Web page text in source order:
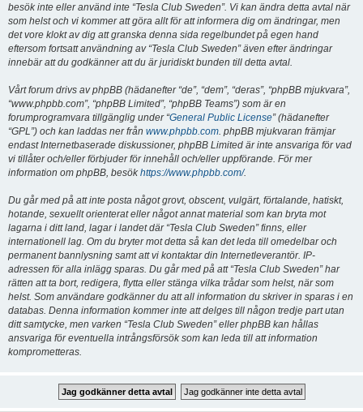
besök inte eller använd inte “Tesla Club Sweden”. Vi kan ändra detta avtal när
som helst och vi kommer att göra allt för att informera dig om ändringar, men
det vore klokt av dig att granska denna sida regelbundet på egen hand
eftersom fortsatt användning av “Tesla Club Sweden” även efter ändringar
innebär att du godkänner att du är juridiskt bunden till detta avtal.
Vårt forum drivs av phpBB (hädanefter “de”, “dem”, “deras”, “phpBB mjukvara”,
“www.phpbb.com”, “phpBB Limited”, “phpBB Teams”) som är en
forumprogramvara tillgänglig under “General Public License” (hädanefter
“GPL”) och kan laddas ner från www.phpbb.com. phpBB mjukvaran främjar
endast Internetbaserade diskussioner, phpBB Limited är inte ansvariga för vad
vi tillåter och/eller förbjuder för innehåll och/eller uppförande. För mer
information om phpBB, besökhttps://www.phpbb.com/.
Du går med på att inte posta något grovt, obscent, vulgärt, förtalande, hatiskt,
hotande, sexuellt orienterat eller något annat material som kan bryta mot
lagarna i ditt land, lagar i landet där “Tesla Club Sweden” finns, eller
internationell lag. Om du bryter mot detta så kan det leda till omedelbar och
permanent bannlysning samt att vi kontaktar din Internetleverantör. IP-
adressen för alla inlägg sparas. Du går med på att “Tesla Club Sweden” har
rätten att ta bort, redigera, flytta eller stänga vilka trådar som helst, när som
helst. Som användare godkänner du att all information du skriver in sparas i en
databas. Denna information kommer inte att delges till någon tredje part utan
ditt samtycke, men varken “Tesla Club Sweden” eller phpBB kan hållas
ansvariga för eventuella intrångsförsök som kan leda till att information
komprometteras.